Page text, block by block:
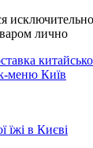
лично
меню Київ
їжі в Києві